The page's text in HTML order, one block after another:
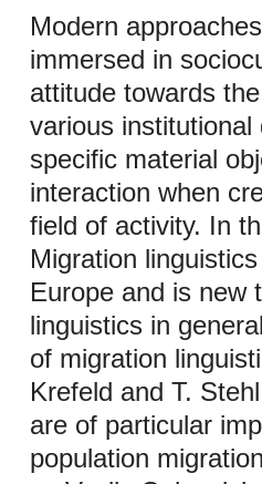
Modern
immersed in
attitude towards
various
specific material
interaction when
field of activity. In
Migration
Europe and is new
linguistics in
of migration
Krefeld and T.
are of particular
population